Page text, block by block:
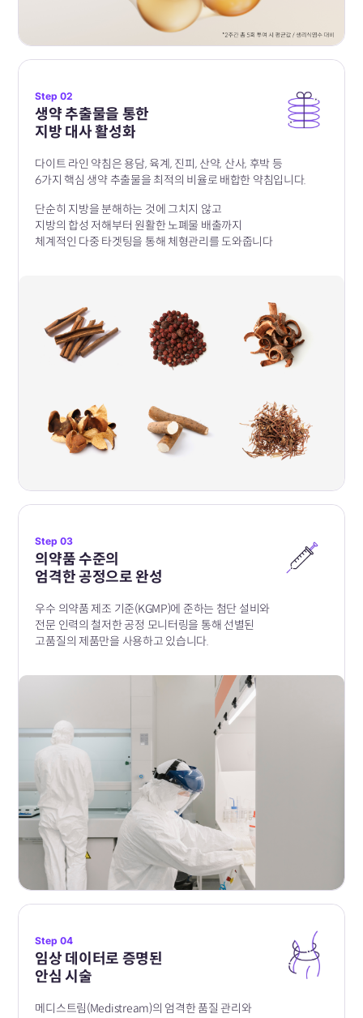
Step 02
생약 추출물을 통한
지방 대사 활성화
다이트 라인 약침은 용담, 육계, 진피, 산약, 산사, 후박 등
6가지 핵심 생약 추출물을 최적의 비율로 배합한 약침입니다.
단순히 지방을 분해하는 것에 그치지 않고
지방의 합성 저해부터 원활한 노폐물 배출까지
체계적인 다중 타겟팅을 통해 체형관리를 도와줍니다
Step 03
의약품 수준의
엄격한 공정으로 완성
우수 의약품 제조 기준(KGMP)에 준하는 첨단 설비와
전문 인력의 철저한 공정 모니터링을 통해 선별된
고품질의 제품만을 사용하고 있습니다.
Step 04
임상 데이터로 증명된
안심 시술
메디스트림(Medistream)의 엄격한 품질 관리와